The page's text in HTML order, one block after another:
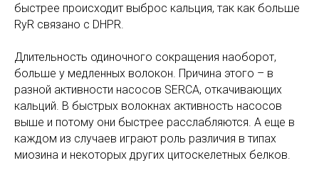
быстрее происходит выброс кальция, так как больше
RyR связано с DHPR.
Длительность одиночного сокращения наоборот,
больше у медленных волокон. Причина этого – в
разной активности насосов SERCA, откачивающих
кальций. В быстрых волокнах активность насосов
выше и потому они быстрее расслабляются. А еще в
каждом из случаев играют роль различия в типах
миозина и некоторых других цитоскелетных белков.